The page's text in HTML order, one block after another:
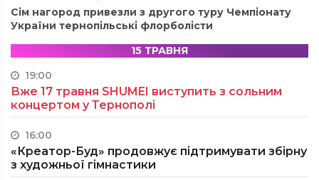
Сім нагород привезли з другого туру Чемпіонату
України тернопільські флорболісти
15 ТРАВНЯ
19:00
Вже 17 травня SHUMEI виступить з сольним
концертом у Тернополі
16:00
«Креатор-Буд» продовжує підтримувати збірну
з художньої гімнастики